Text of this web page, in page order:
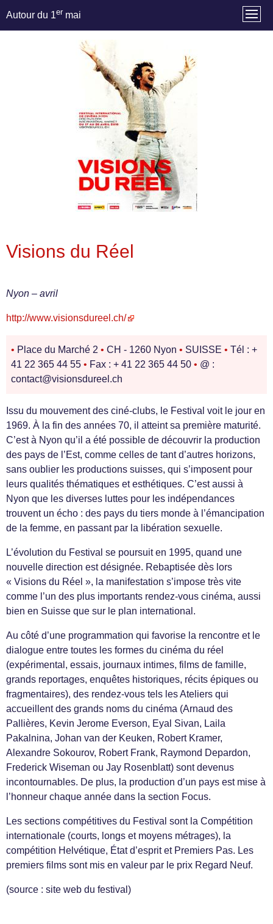
Autour du 1er mai
Visions du Réel
Nyon – avril
http://www.visionsdureel.ch/
• Place du Marché 2 • CH - 1260 Nyon • SUISSE • Tél : +
41 22 365 44 55 • Fax : + 41 22 365 44 50 • @ :
contact@visionsdureel.ch
Issu du mouvement des ciné-clubs, le Festival voit le jour en
1969. À la fin des années 70, il atteint sa première maturité.
C’est à Nyon qu’il a été possible de découvrir la production
des pays de l’Est, comme celles de tant d’autres horizons,
sans oublier les productions suisses, qui s’imposent pour
leurs qualités thématiques et esthétiques. C’est aussi à
Nyon que les diverses luttes pour les indépendances
trouvent un écho : des pays du tiers monde à l’émancipation
de la femme, en passant par la libération sexuelle.
L’évolution du Festival se poursuit en 1995, quand une
nouvelle direction est désignée. Rebaptisée dès lors
« Visions du Réel », la manifestation s’impose très vite
comme l’un des plus importants rendez-vous cinéma, aussi
bien en Suisse que sur le plan international.
Au côté d’une programmation qui favorise la rencontre et le
dialogue entre toutes les formes du cinéma du réel
(expérimental, essais, journaux intimes, films de famille,
grands reportages, enquêtes historiques, récits épiques ou
fragmentaires), des rendez-vous tels les Ateliers qui
accueillent des grands noms du cinéma (Arnaud des
Pallières, Kevin Jerome Everson, Eyal Sivan, Laila
Pakalnina, Johan van der Keuken, Robert Kramer,
Alexandre Sokourov, Robert Frank, Raymond Depardon,
Frederick Wiseman ou Jay Rosenblatt) sont devenus
incontournables. De plus, la production d’un pays est mise à
l’honneur chaque année dans la section Focus.
Les sections compétitives du Festival sont la Compétition
internationale (courts, longs et moyens métrages), la
compétition Helvétique, État d’esprit et Premiers Pas. Les
premiers films sont mis en valeur par le prix Regard Neuf.
(source : site web du festival)